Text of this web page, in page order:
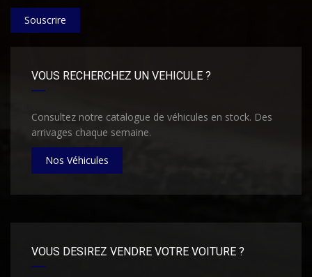
Souscrire
VOUS RECHERCHEZ UN VEHICULE ?
Consultez notre catalogue de véhicules en stock. Des
arrivages chaque semaine.
Nos Véhicules
VOUS DESIREZ VENDRE VOTRE VOITURE ?